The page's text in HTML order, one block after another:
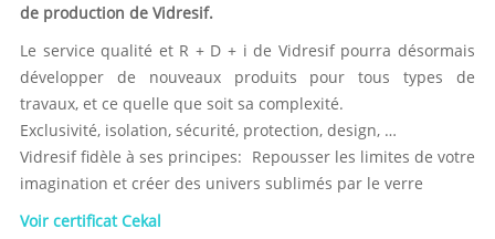
de production de Vidresif.
Le service qualité et R + D + i de Vidresif pourra désormais
développer de nouveaux produits pour tous types de
travaux, et ce quelle que soit sa complexité.
Exclusivité, isolation, sécurité, protection, design, …
Vidresif fidèle à ses principes: Repousser les limites de votre
imagination et créer des univers sublimés par le verre
Voir certificat Cekal